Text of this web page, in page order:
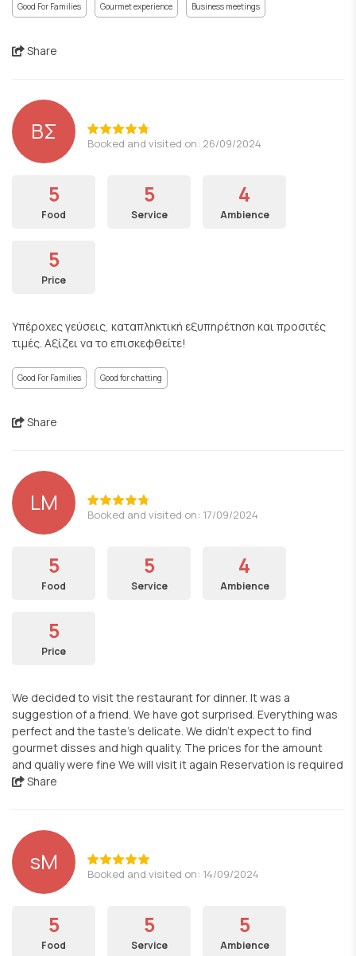
Good For Families Gourmet experience Business meetings
Share
ΒΣ Booked and visited on: 26/09/2024
5
Food
5
Service
4
Ambience
5
Price
Υπέροχες γεύσεις, καταπληκτική εξυπηρέτηση και προσιτές
τιμές. Αξίζει να το επισκεφθείτε!
Good For Families Good for chatting
Share
LM Booked and visited on: 17/09/2024
5
Food
5
Service
4
Ambience
5
Price
We decided to visit the restaurant for dinner. It was a
suggestion of a friend. We have got surprised. Everything was
perfect and the taste's delicate. We didn't expect to find
gourmet disses and high quality. The prices for the amount
and qualiy were fine We will visit it again Reservation is required
Share
sM Booked and visited on: 14/09/2024
5
Food
5
Service
5
Ambience